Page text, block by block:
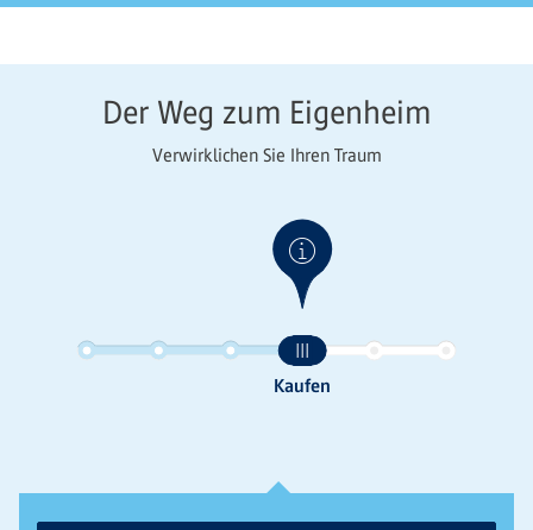
Der Weg zum Eigenheim
Verwirklichen Sie Ihren Traum